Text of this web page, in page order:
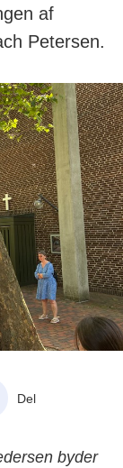
af
Petersen.
Del
byder